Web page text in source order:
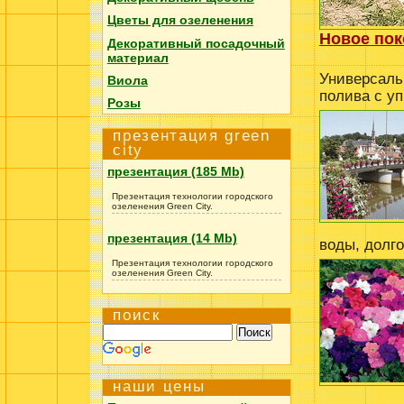
Цветы для озеленения
Декоративный посадочный
материал
Виола
Розы
презентация green
city
презентация (185 Mb)
Презентация технологии городского
озеленения Green City.
презентация (14 Mb)
Презентация технологии городского
озеленения Green City.
поиск
наши цены
Новое
полива с
воды,